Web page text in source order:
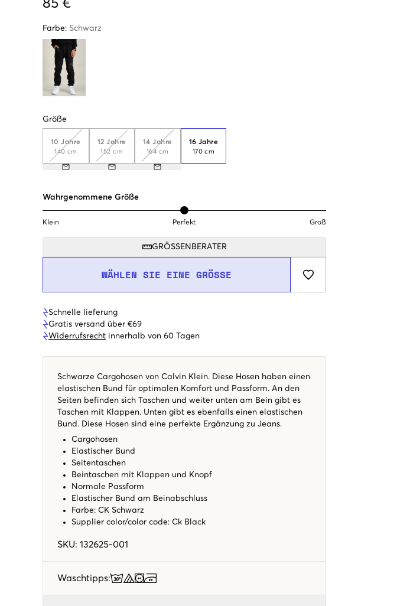
85 €
Farbe: Schwarz
Größe
10 Jahre
140 cm
12 Jahre
152 cm
14 Jahre
164 cm
16 Jahre
170 cm
Wahrgenommene Größe
Klein Perfekt Groß
GRÖSSENBERATER
WÄHLEN SIE EINE GRÖSSE
Schnelle lieferung
Gratis versand über €69
Widerrufsrecht innerhalb von 60 Tagen
Schwarze Cargohosen von Calvin Klein. Diese Hosen haben einen
elastischen Bund für optimalen Komfort und Passform. An den
Seiten befinden sich Taschen und weiter unten am Bein gibt es
Taschen mit Klappen. Unten gibt es ebenfalls einen elastischen
Bund. Diese Hosen sind eine perfekte Ergänzung zu Jeans.
Cargohosen
Elastischer Bund
Seitentaschen
Beintaschen mit Klappen und Knopf
Normale Passform
Elastischer Bund am Beinabschluss
Farbe: CK Schwarz
Supplier color/color code: Ck Black
SKU: 132625-001
Waschtipps: